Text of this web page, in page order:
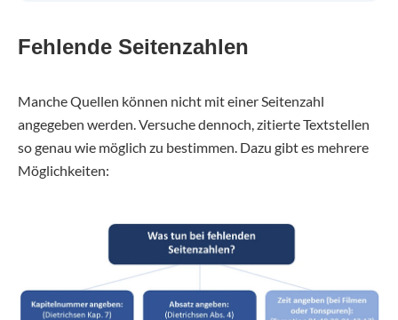
Fehlende Seitenzahlen
Manche Quellen können nicht mit einer Seitenzahl
angegeben werden. Versuche dennoch, zitierte Textstellen
so genau wie möglich zu bestimmen. Dazu gibt es mehrere
Möglichkeiten: